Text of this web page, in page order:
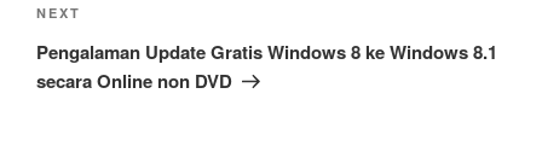
Next
Post
NEXT
Pengalaman Update Gratis Windows 8 ke Windows 8.1
secara Online non DVD